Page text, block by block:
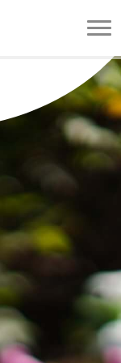
メ
ュ
ー
を
開
閉
す